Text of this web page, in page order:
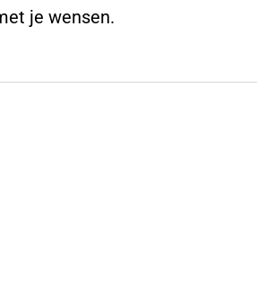
je wensen.